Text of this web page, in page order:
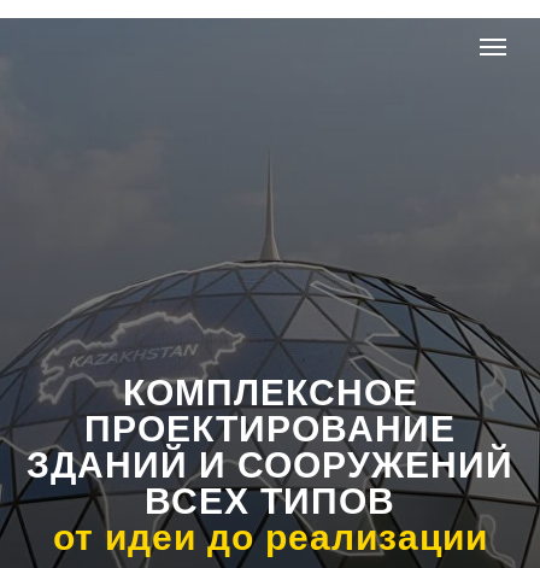
КОМПЛЕКСНОЕ
ПРОЕКТИРОВАНИЕ
ЗДАНИЙ И СООРУЖЕНИЙ
ВСЕХ ТИПОВ
от идеи до реализации